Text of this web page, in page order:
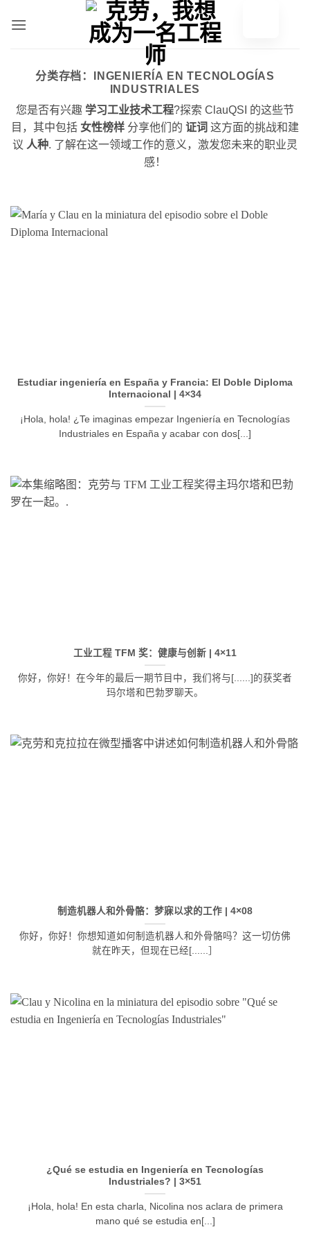
分类存档：
INGENIERÍA EN TECNOLOGÍAS
INDUSTRIALES
您是否有兴趣 学习工业技术工程?探索 ClauQSI 的这些节
目，其中包括 女性榜样 分享他们的 证词 这方面的挑战和建
议 人种. 了解在这一领域工作的意义，激发您未来的职业灵
感！
Estudiar ingeniería en España y Francia: El Doble Diploma
Internacional | 4×34
¡Hola, hola! ¿Te imaginas empezar Ingeniería en Tecnologías
Industriales en España y acabar con dos[...]
工业工程 TFM 奖：健康与创新 | 4×11
你好，你好！在今年的最后一期节目中，我们将与[......]的获奖者
玛尔塔和巴勃罗聊天。
制造机器人和外骨骼：梦寐以求的工作 | 4×08
你好，你好！你想知道如何制造机器人和外骨骼吗？这一切仿佛
就在昨天，但现在已经[......］
¿Qué se estudia en Ingeniería en Tecnologías
Industriales? | 3×51
¡Hola, hola! En esta charla, Nicolina nos aclara de primera
mano qué se estudia en[...]